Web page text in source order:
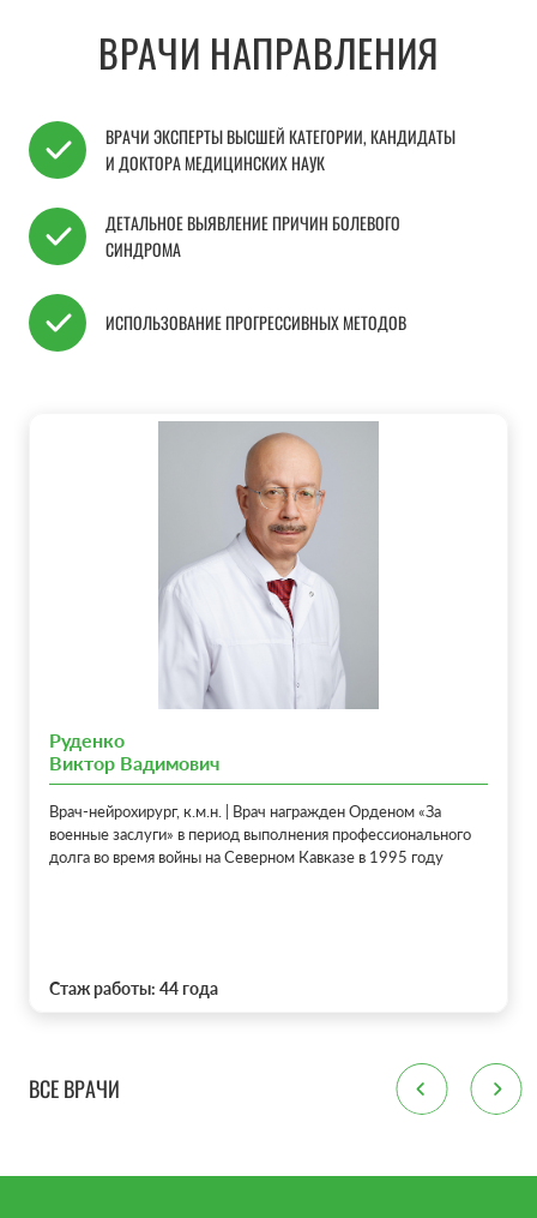
ВРАЧИ НАПРАВЛЕНИЯ
ВРАЧИ ЭКСПЕРТЫ ВЫСШЕЙ КАТЕГОРИИ, КАНДИДАТЫ
И ДОКТОРА МЕДИЦИНСКИХ НАУК
ДЕТАЛЬНОЕ ВЫЯВЛЕНИЕ ПРИЧИН БОЛЕВОГО
СИНДРОМА
ИСПОЛЬЗОВАНИЕ ПРОГРЕССИВНЫХ МЕТОДОВ
Руденко
Виктор Вадимович
Врач-нейрохирург, к.м.н. | Врач награжден Орденом «За
военные заслуги» в период выполнения профессионального
долга во время войны на Северном Кавказе в 1995 году
Стаж работы: 44 года
ВСЕ ВРАЧИ